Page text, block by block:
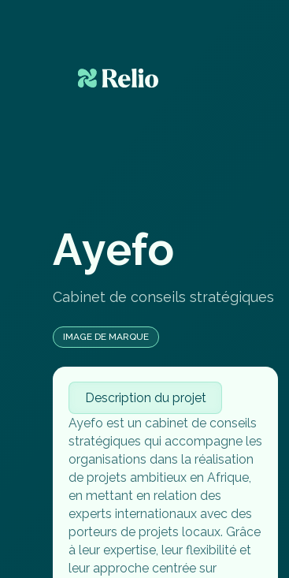
Ayefo
Cabinet de conseils stratégiques
IMAGE DE MARQUE
Description du projet
Ayefo est un cabinet de conseils
stratégiques qui accompagne les
organisations dans la réalisation
de projets ambitieux en Afrique,
en mettant en relation des
experts internationaux avec des
porteurs de projets locaux. Grâce
à leur expertise, leur flexibilité et
leur approche centrée sur